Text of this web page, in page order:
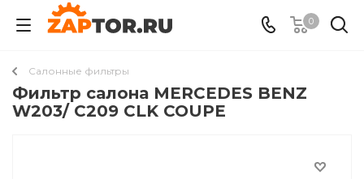
0
Салонные фильтры
Фильтр салона MERCEDES BENZ
W203/ C209 CLK COUPE